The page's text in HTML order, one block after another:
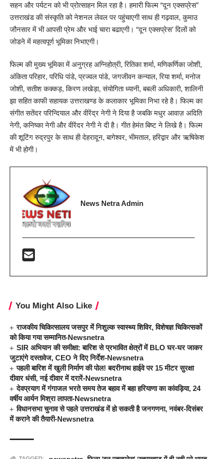
सहन और पर्यटन को भी प्रोत्साहन मिल रहा है। हमारी फिल्म “दून एक्सप्रेस”
उत्तराखंड की संस्कृति को नेशनल लेवल पर पहुंचाएगी साथ ही गढ़वाल, कुमाउ
जौनसार में भी आपसी प्रेम और भाई चारा बढाएगी। “दून एक्सप्रेस’ दिलों को
जोडने में महत्वपूर्ण भूमिका निभाएगी।
फिल्म की मुख्य भूमिका में अनुग्रह अग्निहोत्री, रितिका शर्मा, मणिकर्णिका जोशी,
अंकिता परिहार, परिधि पांडे, प्रज्वल पांडे, जगजीवन कन्याल, रिया शर्मा, मनोज
जोशी, सतीश कक्कड़, किरण लखेड़ा, संयोगिता ध्यानी, बबली अधिकारी, शालिनी
झा सहित काफी सहायक उत्तराखण्ड के कलाकार भूमिका निभा रहे है। फिल्म का
संगीत सतेंदर परिन्दियाल और वीरेंद्र नेगी ने दिया है जबकि मधुर आवाज़ अदिति
नेगी, कनिष्का नेगी और वीरेंदर नेगी ने दी है। गीत हेमंत बिष्ट ने लिखे है। फिल्म
की शूटिंग रुद्रपुर के साथ ही देहरादून, बागेश्वर, भीमताल, हरिद्वार और ऋषिकेश
में भी होगी।
News Netra Admin
You Might Also Like
राजकीय चिकित्सालय जसपुर में निशुल्क स्वास्थ्य शिविर, विशेषज्ञ चिकित्सकों
को किया गया सम्मानित-Newsnetra
SIR अभियान की समीक्षा: बारिश से प्रभावित क्षेत्रों में BLO घर-घर जाकर
जुटाएंगे दस्तावेज, CEO ने दिए निर्देश-Newsnetra
पहली बारिश में खुली निर्माण की पोल! बदरीनाथ हाईवे पर 15 मीटर सुरक्षा
दीवार धंसी, नई दीवार में दरारें-Newsnetra
देवप्रयाग में गंगाजल भरते समय तेज बहाव में बहा हरियाणा का कांवड़िया, 24
वर्षीय आर्यन मिश्रा लापता-Newsnetra
विधानसभा चुनाव से पहले उत्तराखंड में हो सकती है जनगणना, नवंबर-दिसंबर
में कराने की तैयारी-Newsnetra